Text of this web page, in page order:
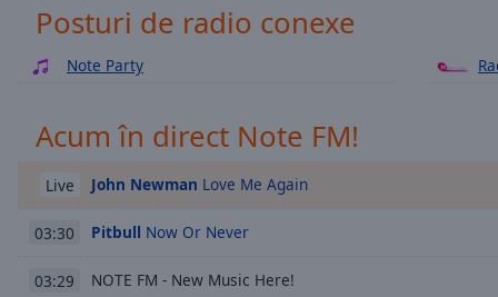
Playback
Rate
Chapters
descriptions
off,
Posturi de radio conexe
Note Party
Acum în direct Note FM!
Live John Newman Love Me Again
03:30 Pitbull Now Or Never
03:29 NOTE FM - New Music Here!